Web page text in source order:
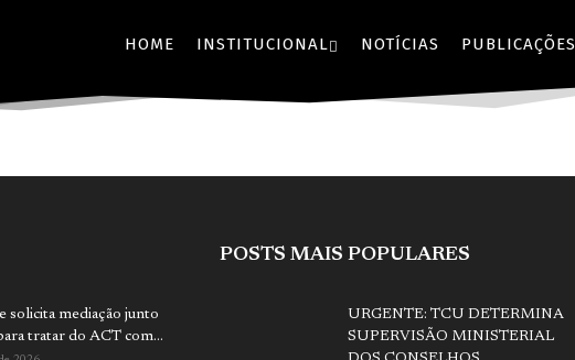
HOME INSTITUCIONAL NOTÍCIAS PUBLICAÇÕES
solicita mediação junto
tratar do ACT com...
POSTS MAIS POPULARES
URGENTE: TCU DETERMINA
SUPERVISÃO MINISTERIAL